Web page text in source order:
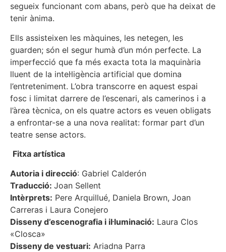
segueix funcionant com abans, però que ha deixat de
tenir ànima.
Ells assisteixen les màquines, les netegen, les
guarden; són el segur humà d’un món perfecte. La
imperfecció que fa més exacta tota la ma­quinària
lluent de la intel·ligència artificial que domina
l’entreteniment. L’obra transcorre en aquest espai
fosc i limitat darrere de l’escenari, als camerinos i a
l’àrea tècnica, on els quatre actors es veuen obligats
a enfrontar-se a una nova realitat: formar part d’un
teatre sense actors.
Fitxa artística
Autoria i direcció: Gabriel Calderón
Traducció: Joan Sellent
Intèrprets: Pere Arquillué, Daniela Brown, Joan
Carreras i Laura Conejero
Disseny d’escenografia i il·luminació: Laura Clos
«Closca»
Disseny de vestuari: Ariadna Parra